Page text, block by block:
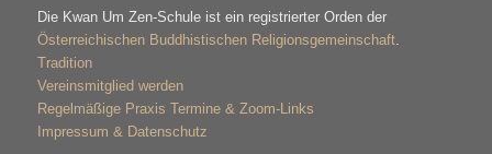
Die Kwan Um Zen-Schule ist ein registrierter Orden der
Österreichischen Buddhistischen Religionsgemeinschaft.
Tradition
Vereinsmitglied werden
Regelmäßige Praxis Termine & Zoom-Links
Impressum & Datenschutz